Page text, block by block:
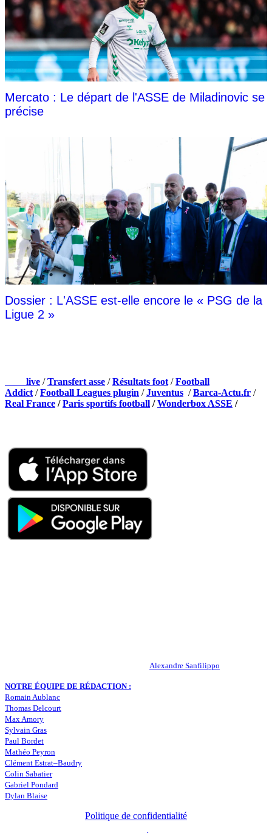
Mercato : Le départ de l'ASSE de Miladinovic se
précise
Dossier : L'ASSE est-elle encore le « PSG de la
Ligue 2 »
live /Transfert asse /Résultats foot /Football
Addict /Football Leagues plugin /Juventus /Barca-Actu.fr /
Real France /Paris sportifs football /Wonderbox ASSE /
Alexandre Sanfilippo
NOTRE ÉQUIPE DE RÉDACTION :
Romain Aublanc
Thomas Delcourt
Max Amory
Sylvain Gras
Paul Bordet
Mathéo Peyron
Clément Estrat–Baudry
Colin Sabatier
Gabriel Pondard
Dylan Blaise
Politique de confidentialité